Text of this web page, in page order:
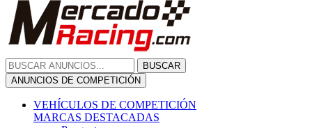
BUSCAR
ANUNCIOS DE COMPETICIÓN
VEHÍCULOS DE COMPETICIÓN
MARCAS DESTACADAS
Peugeot
Citroën